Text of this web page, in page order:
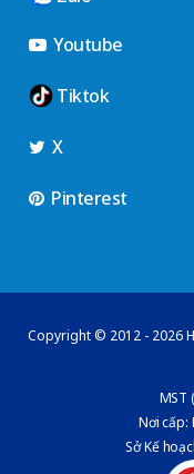
Youtube
Tiktok
X
Pinterest
Copyright © 2012 - 2026
MST
Nơi cấp:
Sở Kế